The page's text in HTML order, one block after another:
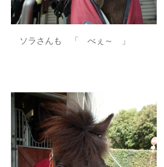
ソラさんも 「 べぇ～ 」